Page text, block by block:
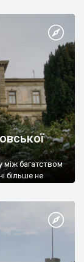
між багатством
більше не